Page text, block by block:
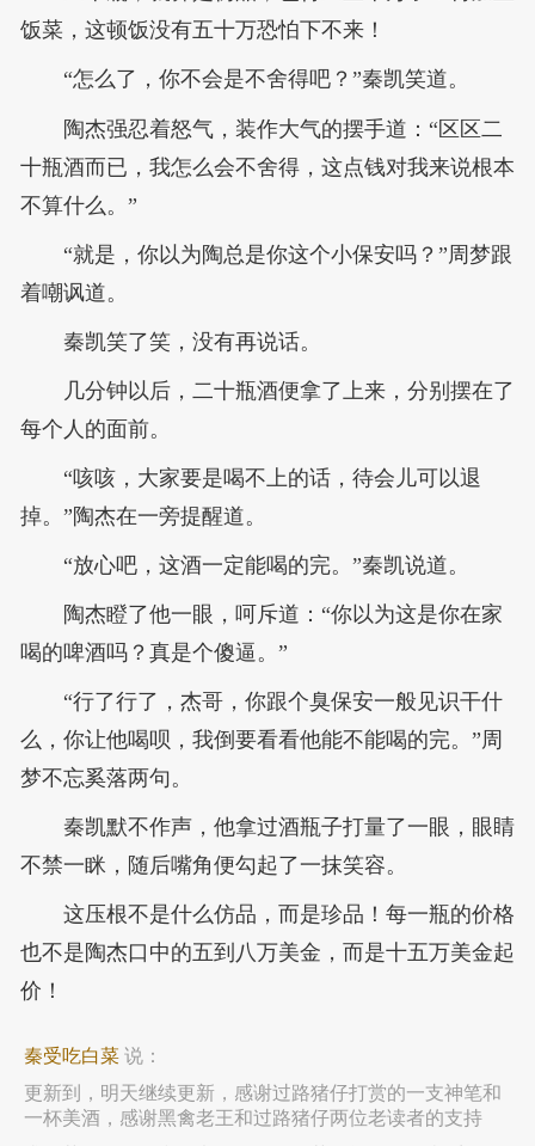
饭菜，这顿饭没有五十万恐怕下不来！
“怎么了，你不会是不舍得吧？”秦凯笑道。
陶杰强忍着怒气，装作大气的摆手道：“区区二
十瓶酒而已，我怎么会不舍得，这点钱对我来说根本
不算什么。”
“就是，你以为陶总是你这个小保安吗？”周梦跟
着嘲讽道。
秦凯笑了笑，没有再说话。
几分钟以后，二十瓶酒便拿了上来，分别摆在了
每个人的面前。
“咳咳，大家要是喝不上的话，待会儿可以退
掉。”陶杰在一旁提醒道。
“放心吧，这酒一定能喝的完。”秦凯说道。
陶杰瞪了他一眼，呵斥道：“你以为这是你在家
喝的啤酒吗？真是个傻逼。”
“行了行了，杰哥，你跟个臭保安一般见识干什
么，你让他喝呗，我倒要看看他能不能喝的完。”周
梦不忘奚落两句。
秦凯默不作声，他拿过酒瓶子打量了一眼，眼睛
不禁一眯，随后嘴角便勾起了一抹笑容。
这压根不是什么仿品，而是珍品！每一瓶的价格
也不是陶杰口中的五到八万美金，而是十五万美金起
价！
秦受吃白菜 说：
更新到，明天继续更新，感谢过路猪仔打赏的一支神笔和
一杯美酒，感谢黑禽老王和过路猪仔两位老读者的支持